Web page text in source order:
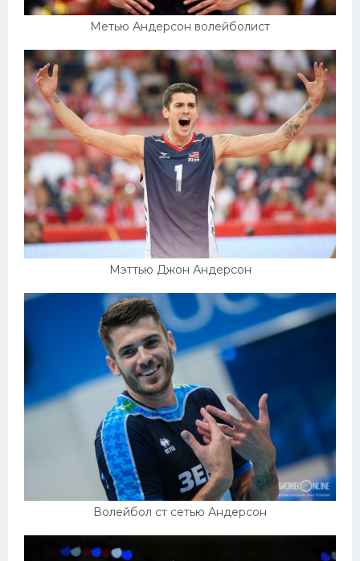
Метью Андерсон волейболист
Мэттью Джон Андерсон
Волейбол ст сетью Андерсон
Велогонки
Конькобежный спорт
Тренажеры
Интерьер квартиры